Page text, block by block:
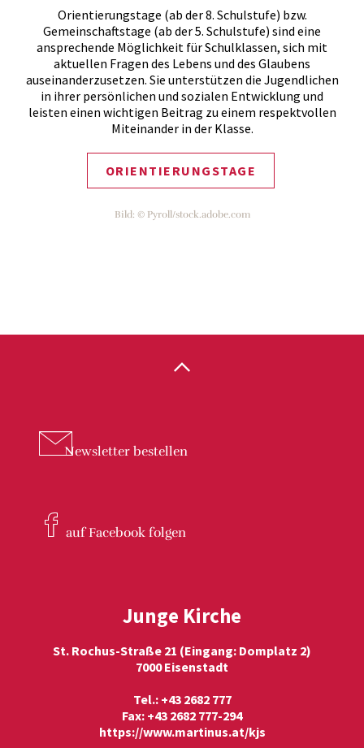
Orientierungstage (ab der 8. Schulstufe) bzw.
Gemeinschaftstage (ab der 5. Schulstufe) sind eine
ansprechende Möglichkeit für Schulklassen, sich mit
aktuellen Fragen des Lebens und des Glaubens
auseinanderzusetzen. Sie unterstützen die Jugendlichen
in ihrer persönlichen und sozialen Entwicklung und
leisten einen wichtigen Beitrag zu einem respektvollen
Miteinander in der Klasse.
ORIENTIERUNGSTAGE
Bild: © Pyroll/stock.adobe.com
Newsletter bestellen
auf Facebook folgen
Junge Kirche
St. Rochus-Straße 21 (Eingang: Domplatz 2)
7000 Eisenstadt
Tel.: +43 2682 777
Fax: +43 2682 777-294
https://www.martinus.at/kjs